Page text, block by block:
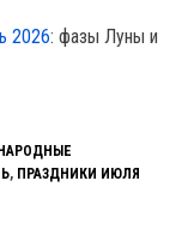
2026: фазы Луны и
, ПРАЗДНИКИ ИЮЛЯ